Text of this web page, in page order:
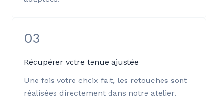
03
Récupérer votre tenue ajustée
Une fois votre choix fait, les retouches sont
réalisées directement dans notre atelier.